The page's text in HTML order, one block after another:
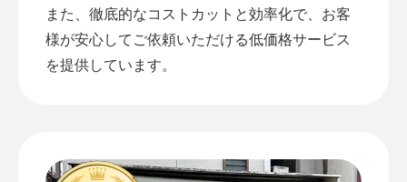
また、徹底的なコストカットと効率化で、お客
様が安心してご依頼いただける低価格サービス
を提供しています。